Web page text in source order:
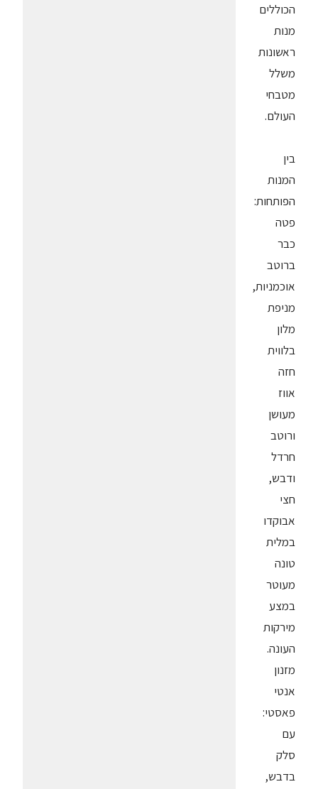
הכוללים
מנות
ראשונות
משלל
מטבחי
העולם.
בין
המנות
הפותחות:
פטה
כבר
ברוטב
אוכמניות,
מניפת
מלון
בלווית
חזה
אווז
מעושן
ורוטב
חרדל
ודבש,
חצי
אבוקדו
במלית
טונה
מעוטר
במצע
מירקות
העונה.
מזנון
אנטי
פאסטי:
עם
סלק
בדבש,